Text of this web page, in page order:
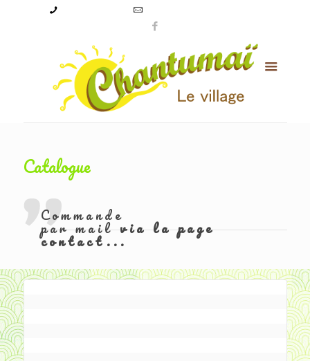
Catalogue
Commande
par mailvia la page
contact...